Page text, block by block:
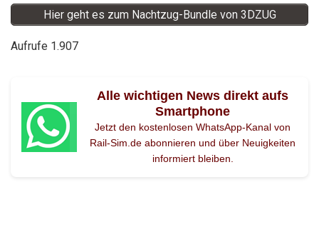
Hier geht es zum Nachtzug-Bundle von 3DZUG
Aufrufe 1.907
Alle wichtigen News direkt aufs
Smartphone
Jetzt den kostenlosen WhatsApp-Kanal von
Rail-Sim.de abonnieren und über Neuigkeiten
informiert bleiben.